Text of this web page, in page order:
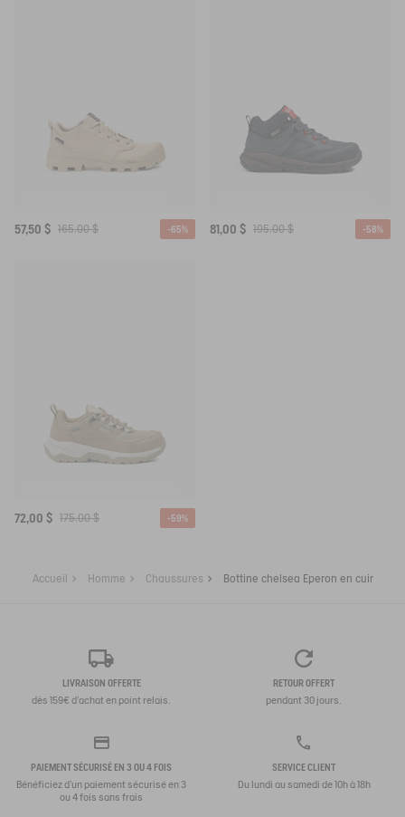
57,50 $ 165,00 $ -65% 81,00 $ 195,00 $ -58%
72,00 $ 175,00 $ -59%
Accueil Homme Chaussures Bottine chelsea Eperon en cuir
LIVRAISON OFFERTE
dès 159€ d'achat en point relais.
RETOUR OFFERT
pendant 30 jours.
PAIEMENT SÉCURISÉ EN 3 OU 4 FOIS
Bénéficiez d'un paiement sécurisé en 3
ou 4 fois sans frais
SERVICE CLIENT
Du lundi au samedi de 10h à 18h